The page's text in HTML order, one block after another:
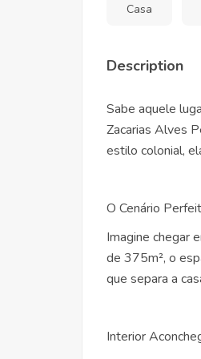
Casa
Description
Sabe aquele
Zacarias Alves
estilo colonial,
O Cenário
Imagine chegar
de 375m², o
que separa a
Interior